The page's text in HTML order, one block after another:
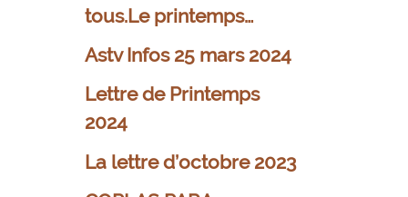
tous.Le printemps…
Astv Infos 25 mars 2024
Lettre de Printemps
2024
La lettre d’octobre 2023